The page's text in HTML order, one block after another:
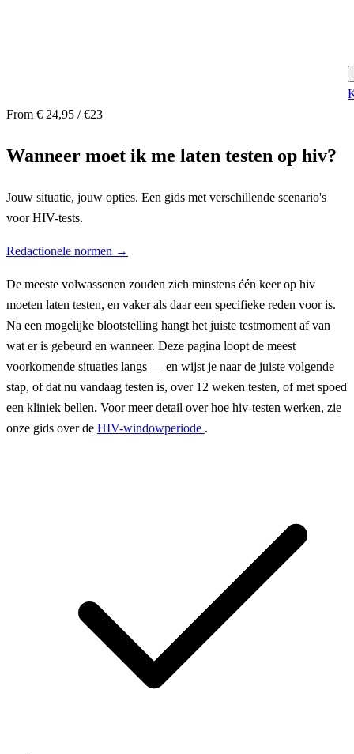
From € 24,95 / €23
Wanneer moet ik me laten testen op hiv?
Jouw situatie, jouw opties. Een gids met verschillende scenario's
voor HIV-tests.
Redactionele normen →
De meeste volwassenen zouden zich minstens één keer op hiv
moeten laten testen, en vaker als daar een specifieke reden voor is.
Na een mogelijke blootstelling hangt het juiste testmoment af van
wat er is gebeurd en wanneer. Deze pagina loopt de meest
voorkomende situaties langs — en wijst je naar de juiste volgende
stap, of dat nu vandaag testen is, over 12 weken testen, of met spoed
een kliniek bellen. Voor meer detail over hoe hiv-testen werken, zie
onze gids over de HIV-windowperiode .